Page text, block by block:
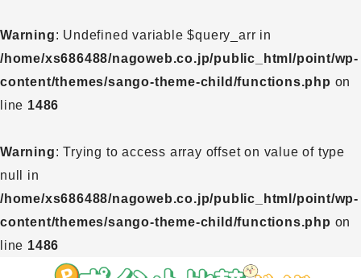
Warning: Undefined variable $query_arr in
/home/xs686488/nagoweb.co.jp/public_html/point/wp-
content/themes/sango-theme-child/functions.php on
line 1486
Warning: Trying to access array offset on value of type
null in
/home/xs686488/nagoweb.co.jp/public_html/point/wp-
content/themes/sango-theme-child/functions.php on
line 1486